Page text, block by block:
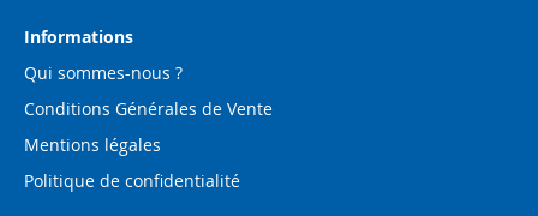
d’information
Informations
Qui sommes-nous ?
Conditions Générales de Vente
Mentions légales
Politique de confidentialité